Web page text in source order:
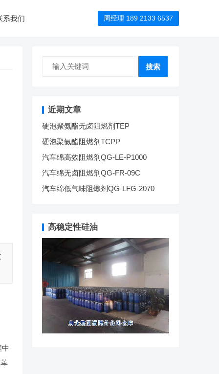
系我们 周经理 189 2133 6537
搜索
近期文章
硬泡聚氨酯无卤阻燃剂TEP
硬泡聚氨酯阻燃剂TCPP
汽车绵高效阻燃剂QG-LE-P1000
汽车绵无卤阻燃剂QG-FR-09C
汽车绵低气味阻燃剂QG-LFG-2070
高稳定性硅油